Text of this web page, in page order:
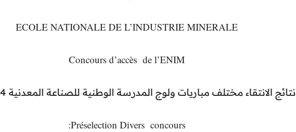
ECOLE NATIONALE DE L’INDUSTRIE MINERALE
Concours d’accès de l’ENIM
نتائج الانتقاء مختلف مباريات ولوج المدرسة الوطنية للصناعة المعدنية 2014-2015
Préselection Divers concours: